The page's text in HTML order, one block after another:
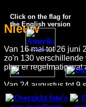
Click on the flag for
the English version
Nieuw
Van 16 mei tot 26 juni
zo'n 130 verschillende
plan er regelmatig wat
Van 24 augustus tot 9
gezet.
Klik hier om een